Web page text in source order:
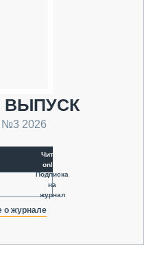
№3 2026
Читать
online
Подписка
на
журнал
о журнале